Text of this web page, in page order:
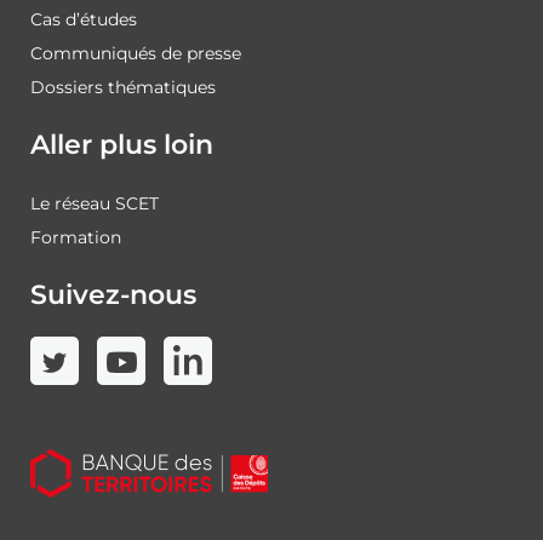
Cas d’études
Communiqués de presse
Dossiers thématiques
Aller plus loin
Le réseau SCET
Formation
Suivez-nous